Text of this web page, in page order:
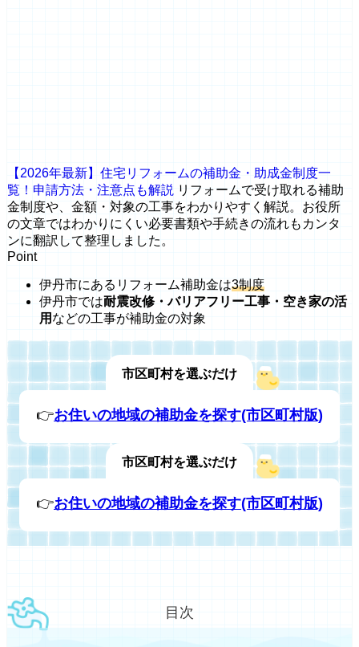
【2026年最新】住宅リフォームの補助金・助成金制度一
覧！申請方法・注意点も解説 リフォームで受け取れる補助
金制度や、金額・対象の工事をわかりやすく解説。お役所
の文章ではわかりにくい必要書類や手続きの流れもカンタ
ンに翻訳して整理しました。
Point
伊丹市にあるリフォーム補助金は3制度
伊丹市では耐震改修・バリアフリー工事・空き家の活
用 などの工事が補助金の対象
市区町村を選ぶだけ
👉お住いの地域の補助金を探す(市区町村版)
市区町村を選ぶだけ
👉お住いの地域の補助金を探す(市区町村版)
目次